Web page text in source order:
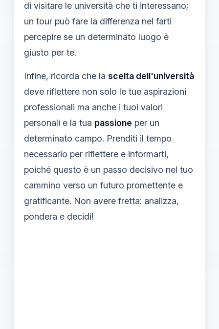
di visitare le università che ti interessano;
un tour può fare la differenza nel farti
percepire se un determinato luogo è
giusto per te.
Infine, ricorda che la scelta dell'università
deve riflettere non solo le tue aspirazioni
professionali ma anche i tuoi valori
personali e la tua passione per un
determinato campo. Prenditi il tempo
necessario per riflettere e informarti,
poiché questo è un passo decisivo nel tuo
cammino verso un futuro promettente e
gratificante. Non avere fretta: analizza,
pondera e decidi!